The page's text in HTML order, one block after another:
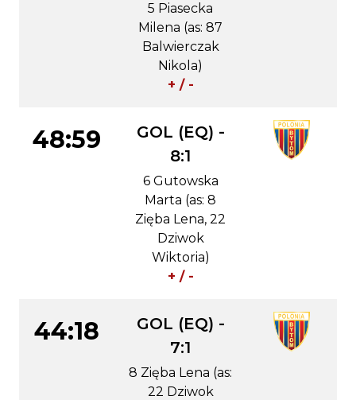
5 Piasecka
Milena (as: 87
Balwierczak
Nikola)
+ / -
48:59
GOL (EQ) -
8:1
6 Gutowska
Marta (as: 8
Zięba Lena, 22
Dziwok
Wiktoria)
+ / -
44:18
GOL (EQ) -
7:1
8 Zięba Lena (as:
22 Dziwok